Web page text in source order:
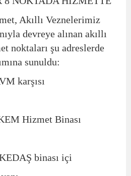
Akıllı Veznelerimiz
devreye alınan akıllı
noktaları şu adreslerde
sunuldu:
karşısı
Hizmet Binası
binası içi